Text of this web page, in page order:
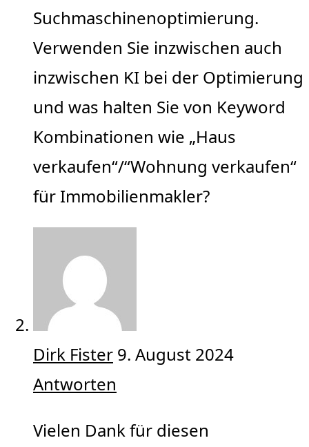
Suchmaschinenoptimierung.
Verwenden Sie inzwischen auch
inzwischen KI bei der Optimierung
und was halten Sie von Keyword
Kombinationen wie „Haus
verkaufen“/“Wohnung verkaufen“
für Immobilienmakler?
Dirk Fister 9. August 2024
Antworten
Vielen Dank für diesen